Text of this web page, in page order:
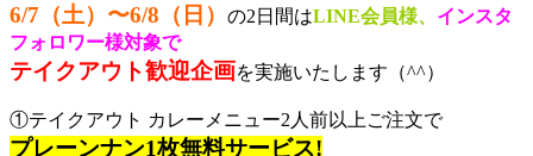
6/7（土）〜6/8（日） の2日間はLINE会員様、 インスタ
フォロワー様対象で
テイクアウト歓迎企画を実施いたします（^^）
①テイクアウト カレーメニュー2人前以上ご注文で
プレーンナン1枚無料サービス!